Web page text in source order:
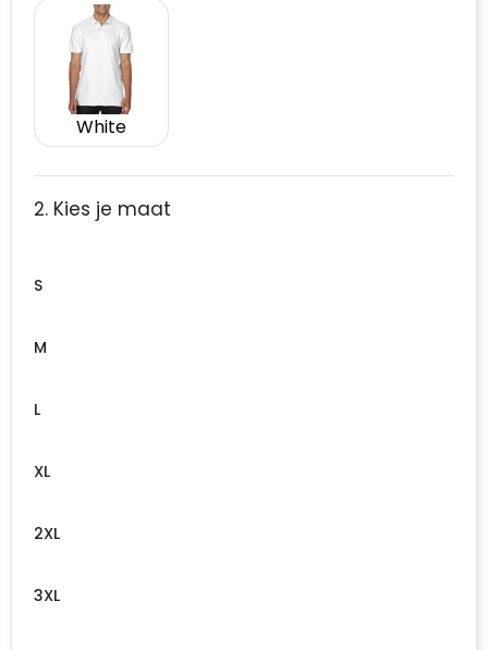
White
2. Kies je maat
S
M
L
XL
2XL
3XL